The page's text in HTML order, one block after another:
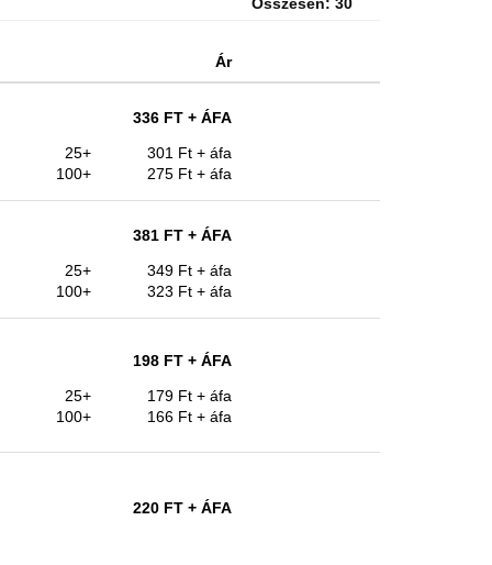
Ár
336 FT + ÁFA
25+
301 Ft + áfa
100+
275 Ft + áfa
381 FT + ÁFA
25+
349 Ft + áfa
100+
323 Ft + áfa
198 FT + ÁFA
25+
179 Ft + áfa
100+
166 Ft + áfa
220 FT + ÁFA